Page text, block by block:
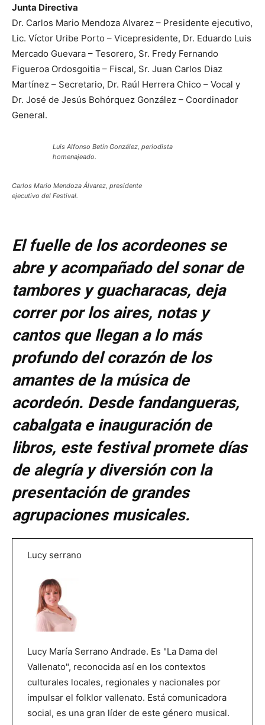
Junta Directiva
Dr. Carlos Mario Mendoza Alvarez – Presidente ejecutivo,
Lic. Víctor Uribe Porto – Vicepresidente, Dr. Eduardo Luis
Mercado Guevara – Tesorero, Sr. Fredy Fernando
Figueroa Ordosgoitia – Fiscal, Sr. Juan Carlos Diaz
Martínez – Secretario, Dr. Raúl Herrera Chico – Vocal y
Dr. José de Jesús Bohórquez González – Coordinador
General.
Luis Alfonso Betín González, periodista
homenajeado.
Carlos Mario Mendoza Álvarez, presidente
ejecutivo del Festival.
El fuelle de los acordeones se
abre y acompañado del sonar de
tambores y guacharacas, deja
correr por los aires, notas y
cantos que llegan a lo más
profundo del corazón de los
amantes de la música de
acordeón. Desde fandangueras,
cabalgata e inauguración de
libros, este festival promete días
de alegría y diversión con la
presentación de grandes
agrupaciones musicales.
Lucy serrano
Lucy María Serrano Andrade. Es "La Dama del
Vallenato", reconocida así en los contextos
culturales locales, regionales y nacionales por
impulsar el folklor vallenato. Está comunicadora
social, es una gran líder de este género musical.